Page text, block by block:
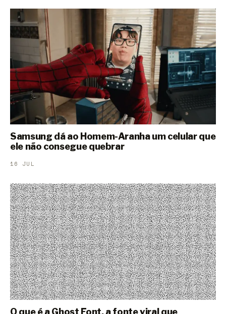
Samsung dá ao Homem-Aranha um celular que
ele não consegue quebrar
16 JUL
O que é a Ghost Font, a fonte viral que